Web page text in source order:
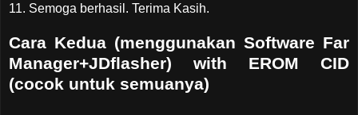
11. Semoga berhasil. Terima Kasih.
Cara Kedua (menggunakan Software Far
Manager+JDflasher) with EROM CID
(cocok untuk semuanya)